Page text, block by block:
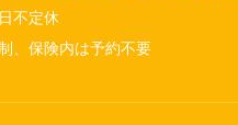
不定休
、保険内は予約不要